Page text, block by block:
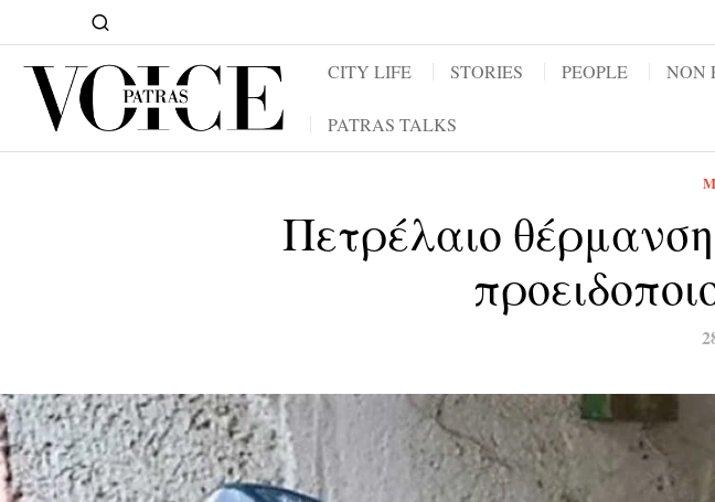
CITY LIFE STORIES PEOPLE NON
PATRAS TALKS
Πετρέλαιο